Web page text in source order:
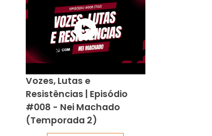
Vozes, Lutas e
Resistências | Episódio
#008 - Nei Machado
(Temporada 2)